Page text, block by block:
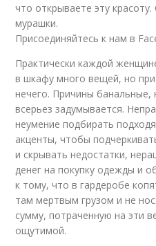
что открываете эту
мурашки.
Присоединяйтесь к нам в
Практически каждой
в шкафу много вещей, но
нечего. Причины
всерьез задумывается.
неумение подбирать
акценты, чтобы
и скрывать недостатки,
денег на покупку одежды и
к тому, что в гардеробе
там мертвым грузом и не
сумму, потраченную на эти
ощутимой.